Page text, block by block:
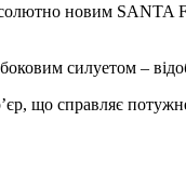
новим
силуетом –
що справляє